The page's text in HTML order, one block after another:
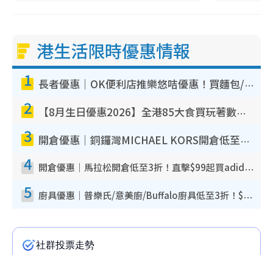
港生活限時優惠情報
1 長者優惠｜OK便利店推樂悠咭優惠！買麵包/牛奶/保健品拍卡即減
2 【8月生日優惠2026】全港85大食買玩著數攻略 自助餐/火鍋放題同行免費＋誠品/DONKI送現金券
3 開倉優惠｜銅鑼灣MICHAEL KORS開倉低至17折！直擊$500起買手袋/銀包/鞋款 必買經典Jet Set系列
4 開倉優惠｜馬拉松開倉低至3折！直擊$99起買adidas／New Balance／Puma鞋款 STANLEY保溫杯劈價至$119起
5 廚具優惠｜普樂氏/意美廚/Buffalo廚具低至3折！$89起買煎鍋／炒鑊／個人鍋 同場小家電激減至$99起